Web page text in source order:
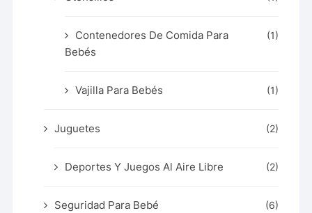
Contenedores De Comida Para
Bebés
(1)
Vajilla Para Bebés (1)
Juguetes (2)
Deportes Y Juegos Al Aire Libre (2)
Seguridad Para Bebé (6)